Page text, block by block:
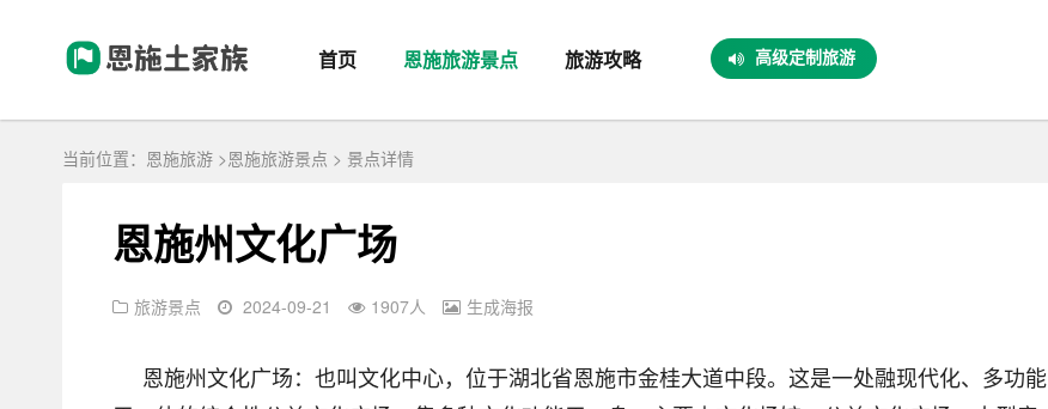
首页 恩施旅游景点 旅游攻略 高级定制旅游
当前位置： 恩施旅游 >恩施旅游景点 > 景点详情
恩施州文化广场
旅游景点 2024-09-21 1907人 生成海报
恩施州文化广场：也叫文化中心，位于湖北省恩施市金桂大道中段。这是一处融现代化、多功能